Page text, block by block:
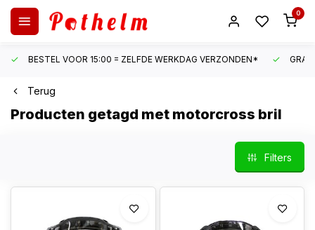
0
BESTEL VOOR 15:00 = ZELFDE WERKDAG VERZONDEN*
Terug
Producten getagd met motorcross bril
Filters